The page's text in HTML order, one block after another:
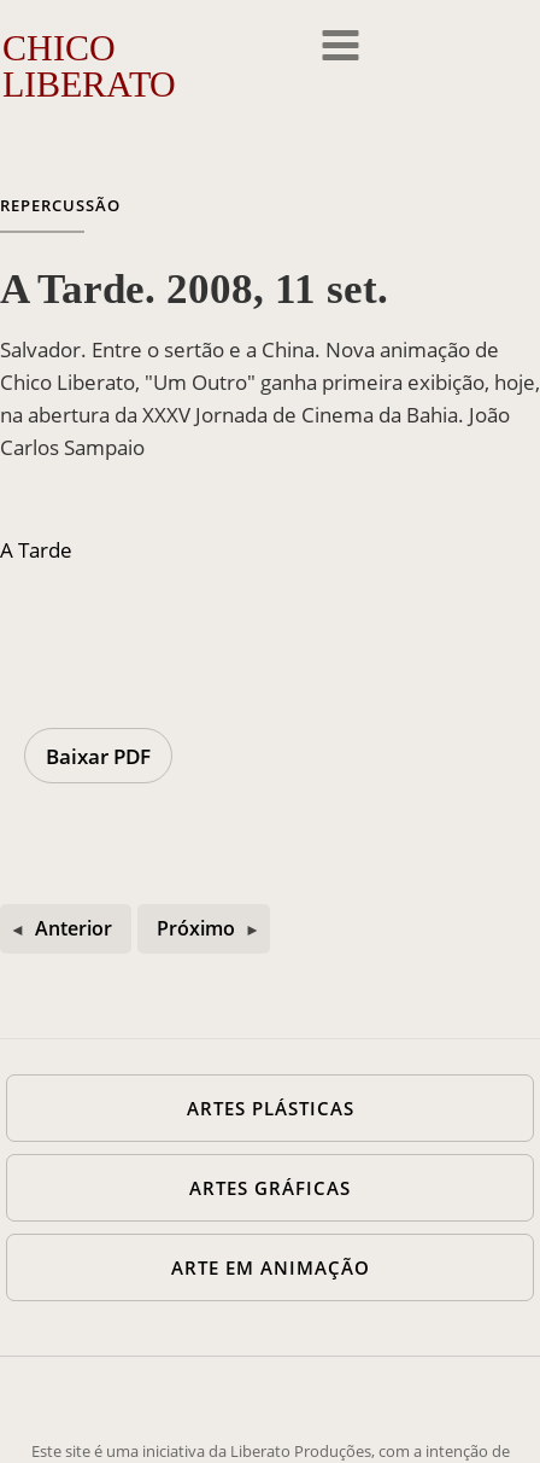
CHICO
LIBERATO
A Obra
Outros Feitos
Reconhecimento
Repercussão
REPERCUSSÃO
A Tarde. 2008, 11 set.
Salvador. Entre o sertão e a China. Nova animação de
Chico Liberato, "Um Outro" ganha primeira exibição, hoje,
na abertura da XXXV Jornada de Cinema da Bahia. João
Carlos Sampaio
A Tarde
Baixar PDF
Anterior Próximo
ARTES PLÁSTICAS
ARTES GRÁFICAS
ARTE EM ANIMAÇÃO
Este site é uma iniciativa da Liberato Produções, com a intenção de